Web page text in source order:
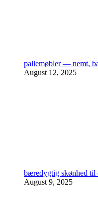
pallemøbler — nemt,
August 12, 2025
bæredygtig skønhed til
August 9, 2025